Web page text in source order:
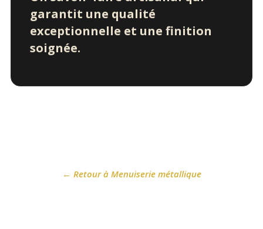
garantit une qualité
exceptionnelle et une finition
soignée.
← Retour à Menuiserie métallique